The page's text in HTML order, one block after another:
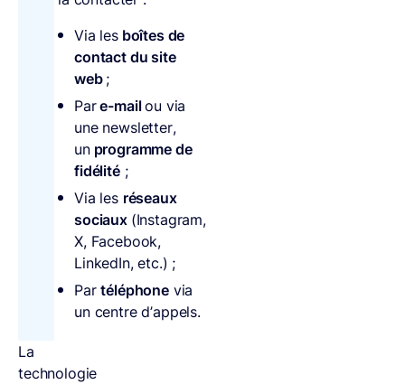
Via lesboîtes de
contact du site
web ;
Pare-mailou via
une newsletter,
unprogramme de
fidélité;
Via les réseaux
sociaux (Instagram,
X, Facebook,
LinkedIn, etc.) ;
Partéléphonevia
un centre d’appels.
La
technologie